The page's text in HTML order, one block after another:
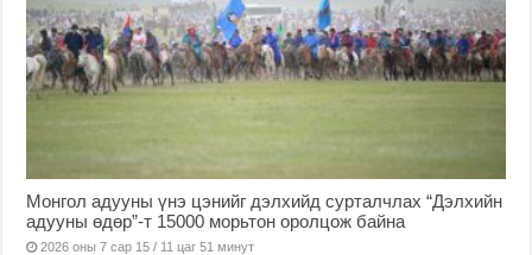
Монгол адууны үнэ цэнийг дэлхийд сурталчлах “Дэлхийн
адууны өдөр”-т 15000 морьтон оролцож байна
2026 оны 7 сар 15 / 11 цаг 51 минут